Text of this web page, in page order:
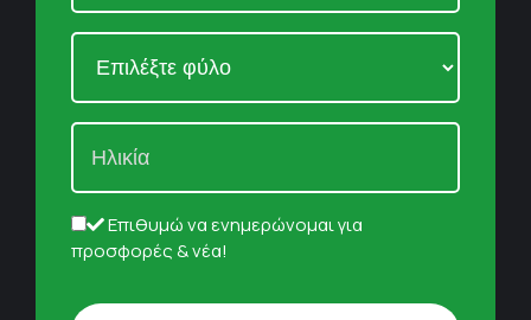
Επιθυμώ να ενημερώνομαι για
προσφορές & νέα!